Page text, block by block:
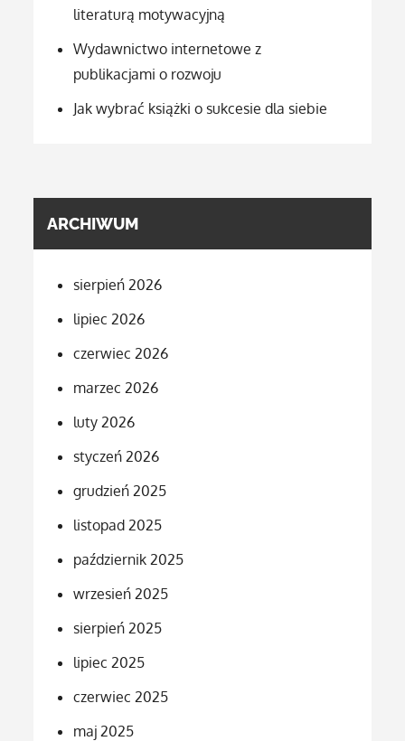
literaturą motywacyjną
Wydawnictwo internetowe z
publikacjami o rozwoju
Jak wybrać książki o sukcesie dla siebie
ARCHIWUM
sierpień 2026
lipiec 2026
czerwiec 2026
marzec 2026
luty 2026
styczeń 2026
grudzień 2025
listopad 2025
październik 2025
wrzesień 2025
sierpień 2025
lipiec 2025
czerwiec 2025
maj 2025